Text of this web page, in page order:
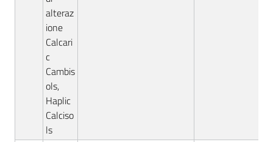
alteraz
ione
Calcari
c
Cambis
ols,
Haplic
Calciso
ls